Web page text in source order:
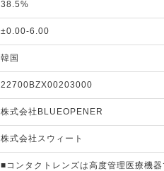
38.5%
±0.00-6.00
韓国
22700BZX00203000
株式会社BLUEOPENER
株式会社スウィート
■コンタクトレンズは高度管理医療機